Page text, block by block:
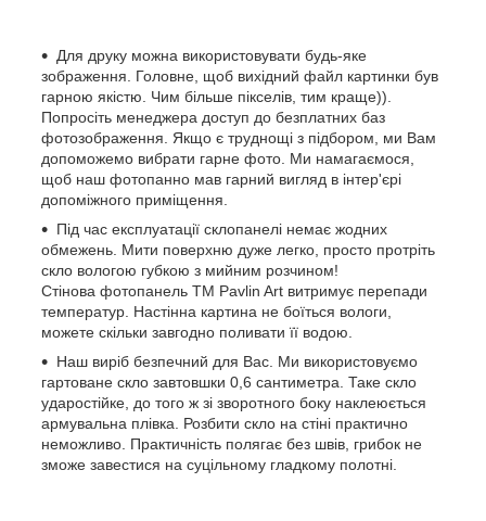
Для друку можна використовувати будь-яке
зображення. Головне, щоб вихідний файл картинки був
гарною якістю. Чим більше пікселів, тим краще)).
Попросіть менеджера доступ до безплатних баз
фотозображення. Якщо є труднощі з підбором, ми Вам
допоможемо вибрати гарне фото. Ми намагаємося,
щоб наш фотопанно мав гарний вигляд в інтер'єрі
допоміжного приміщення.
Під час експлуатації склопанелі немає жодних
обмежень. Мити поверхню дуже легко, просто протріть
скло вологою губкою з мийним розчином!
Стінова фотопанель TM Pavlin Art витримує перепади
температур. Настінна картина не боїться вологи,
можете скільки завгодно поливати її водою.
Наш виріб безпечний для Вас. Ми використовуємо
гартоване скло завтовшки 0,6 сантиметра. Таке скло
ударостійке, до того ж зі зворотного боку наклеюється
армувальна плівка. Розбити скло на стіні практично
неможливо. Практичність полягає без швів, грибок не
зможе завестися на суцільному гладкому полотні.